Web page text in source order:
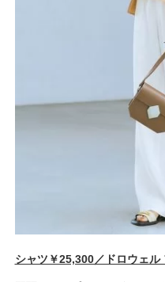
シャツ￥25,300／ドロウェル